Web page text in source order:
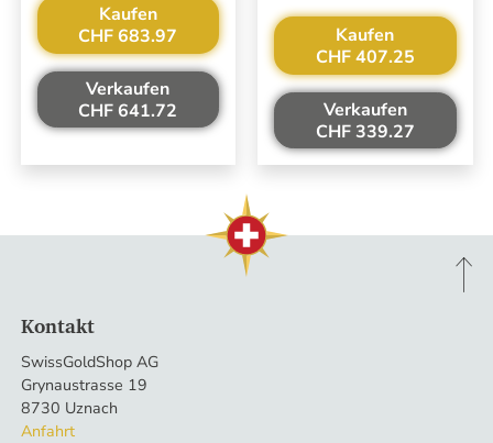
Kaufen
CHF 683.97
Verkaufen
CHF 641.72
Kaufen
CHF 407.25
Verkaufen
CHF 339.27
Kontakt
SwissGoldShop AG
Grynaustrasse 19
8730 Uznach
Anfahrt